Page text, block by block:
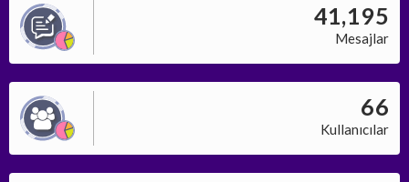
41,195
Mesajlar
66
Kullanıcılar